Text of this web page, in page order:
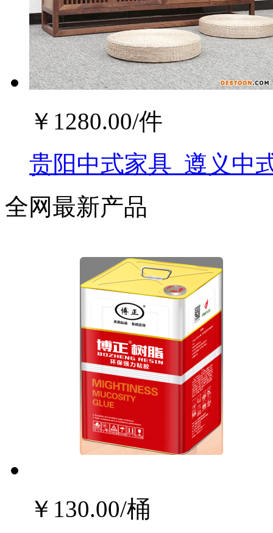
￥ 1280.00/件
贵阳中式家具_遵义中
全网最新产品
￥ 130.00/桶